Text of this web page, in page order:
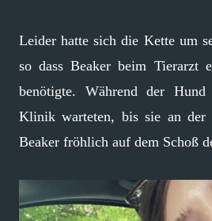
Leider hatte sich die Kette um
so dass Beaker beim Tierarzt
benötigte. Während der
Klinik warteten, bis sie an der
Beaker fröhlich auf dem Schoß